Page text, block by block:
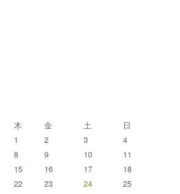
木 金 土
日
1
2 3
4
8 9 10
11
15 16 17
18
22 23 24
25